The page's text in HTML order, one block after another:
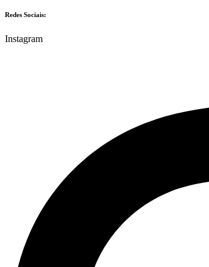
Redes Sociais:
Instagram